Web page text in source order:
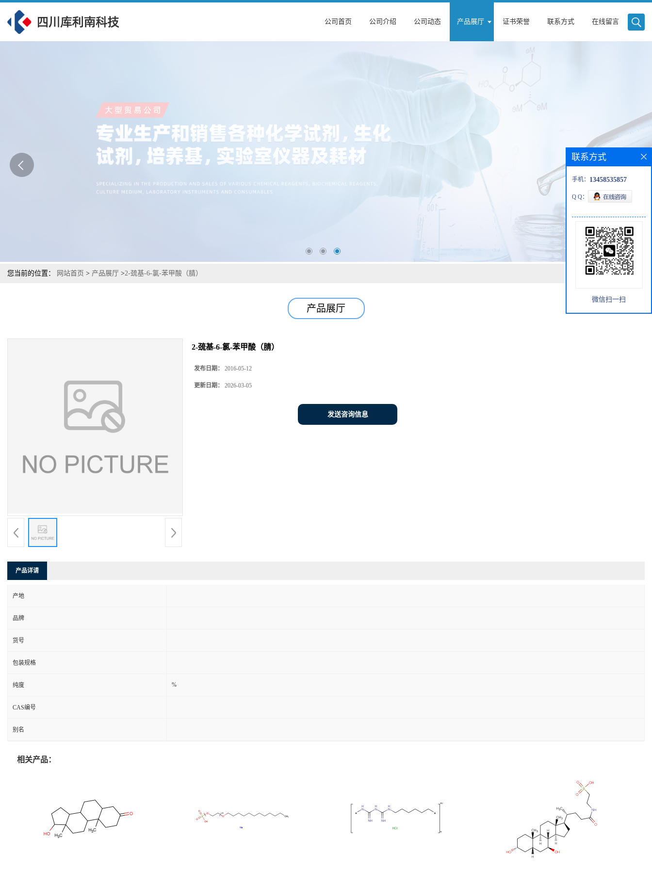
公司首页 公司介绍 公司动态 产品展厅 证书荣誉 联系方式 在线留言
您当前的位置： 网站首页 > 产品展厅 >2-巯基-6-氯-苯甲酸（腈）
产品展厅
2-巯基-6-氯-苯甲酸（腈）
发布日期： 2016-05-12
更新日期： 2026-03-05
发送咨询信息
产品详请
产地
品牌
货号
包装规格
纯度 %
CAS编号
别名
相关产品：
联系方式
手机： 13458535857
Q Q：
微信扫一扫